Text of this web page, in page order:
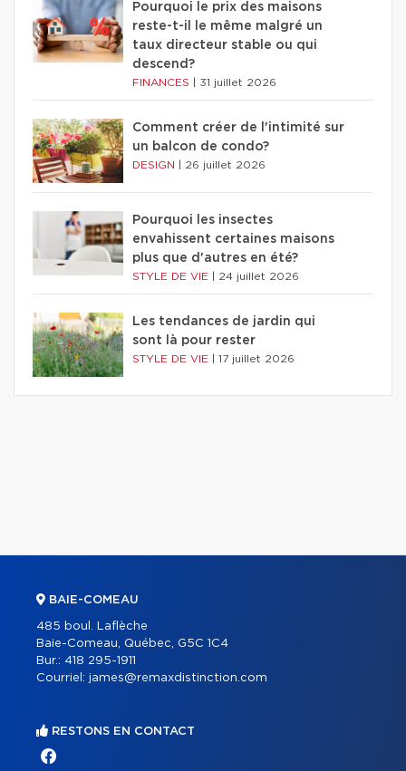
Pourquoi le prix des maisons
reste-t-il le même malgré un
taux directeur stable ou qui
descend?
FINANCES 31 juillet 2026
Comment créer de l'intimité sur
un balcon de condo?
DESIGN 26 juillet 2026
Pourquoi les insectes
envahissent certaines maisons
plus que d'autres en été?
STYLE DE VIE 24 juillet 2026
Les tendances de jardin qui
sont là pour rester
STYLE DE VIE 17 juillet 2026
BAIE-COMEAU
485 boul. Laflèche
Baie-Comeau, Québec, G5C 1C4
Bur.: 418 295-1911
Courriel: james@remaxdistinction.com
RESTONS EN CONTACT